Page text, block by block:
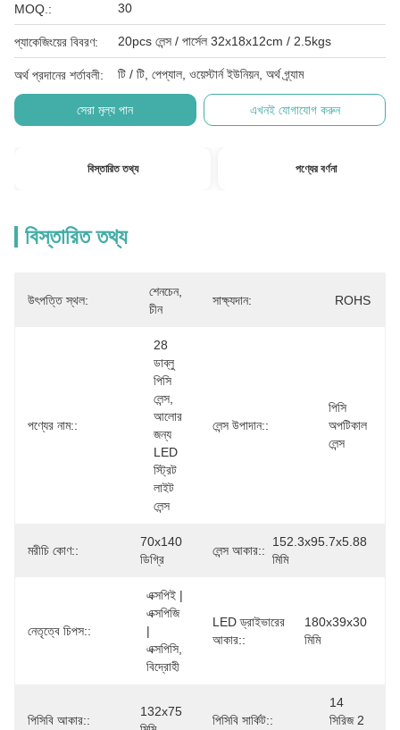
MOQ.: 30
প্যাকেজিংয়ের বিবরণ: 20pcs লেন্স / পার্সেল 32x18x12cm / 2.5kgs
অর্থ প্রদানের শর্তাবলী: টি / টি, পেপ্যাল, ওয়েস্টার্ন ইউনিয়ন, অর্থ গ্র্যাম
সেরা মূল্য পান এখনই যোগাযোগ করুন
বিস্তারিত তথ্য পণ্যের বর্ণনা
বিস্তারিত তথ্য
উৎপত্তি স্থল:
শেনচেন,
চীন
সাক্ষ্যদান: ROHS
পণ্যের নাম::
28
ডাব্লু
পিসি
লেন্স,
আলোর
জন্য
LED
স্ট্রিট
লাইট
লেন্স
লেন্স উপাদান::
পিসি
অপটিকাল
লেন্স
মরীচি কোণ::
70x140
ডিগ্রি
লেন্স আকার::
152.3x95.7x5.88
মিমি
নেতৃত্বে চিপস::
এক্সপিই |
এক্সপিজি
|
এক্সপিসি,
বিদ্রোহী
LED ড্রাইভারের
আকার::
180x39x30
মিমি
পিসিবি আকার::
132x75
পিসিবি সার্কিট::
14
সিরিজ 2